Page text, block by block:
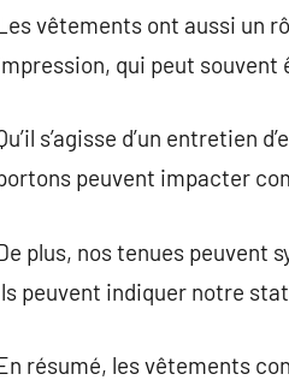
vêtements ont aussi un
qui peut
s’agisse d’un entretien
peuvent impacter
plus, nos tenues peuvent
peuvent indiquer notre
résumé, les vêtements